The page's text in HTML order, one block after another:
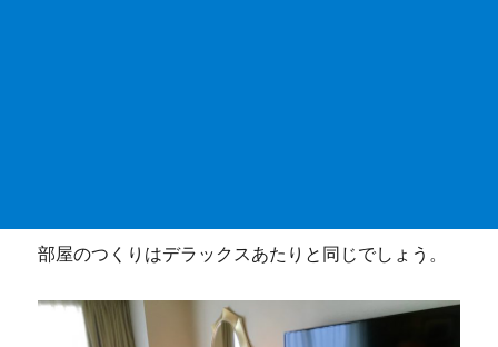
部屋のつくりはデラックスあたりと同じでしょう。